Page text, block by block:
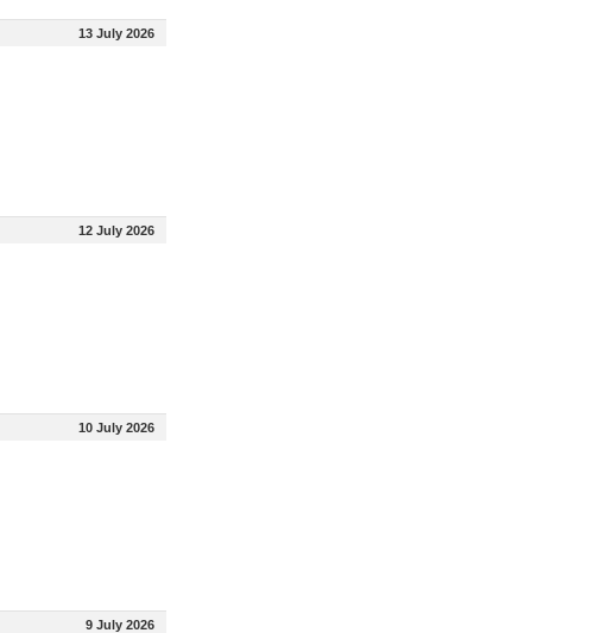
13 July 2026
12 July 2026
10 July 2026
9 July 2026